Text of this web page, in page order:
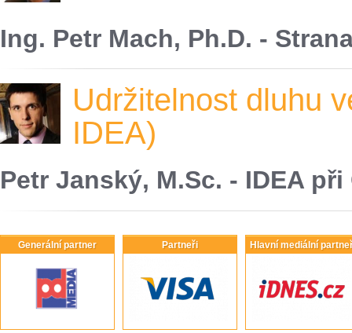
Ing. Petr Mach, Ph.D. -
Udržitelnost dluhu
IDEA)
Petr Janský, M.Sc. - IDEA při
Generální partner Partneři Hlavní mediální